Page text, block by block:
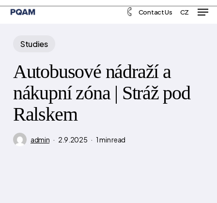
Skip
content
Contact Us CZ
Studies
Autobusové nádraží a
nákupní zóna | Stráž pod
Ralskem
admin 2.9.2025 1 min read
Menu